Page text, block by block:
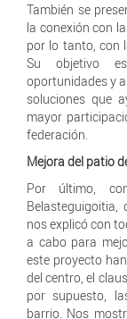
También se
la conexión con
por lo tanto, con
Su objetivo
oportunidades y
soluciones que
mayor
federación.
Mejora del patio
Por último,
Belasteguigoitia,
nos explicó con
a cabo para
este proyecto
del centro, el
por supuesto,
barrio. Nos